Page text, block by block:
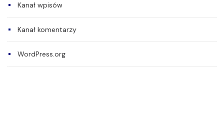
Kanał wpisów
Kanał komentarzy
WordPress.org